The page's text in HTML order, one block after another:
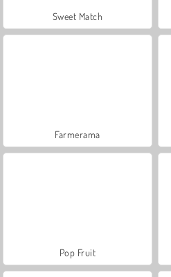
Sweet Match
Farmerama
Pop Fruit